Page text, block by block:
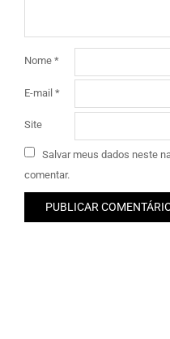
Nome *
E-mail *
Site
Salvar meus dados neste
comentar.